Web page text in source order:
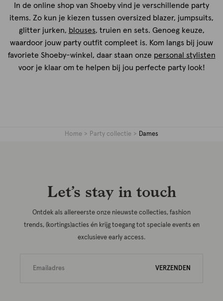
In de online shop van Shoeby vind je verschillende party
items. Zo kun je kiezen tussen oversized blazer, jumpsuits,
glitter jurken, blouses, truien en sets. Genoeg keuze,
waardoor jouw party outfit compleet is. Kom langs bij jouw
favoriete Shoeby-winkel, daar staan onze personal stylisten
voor je klaar om te helpen bij jou perfecte party look!
Home Party collectie Dames
Let’s stay in touch
Ontdek als allereerste onze nieuwste collecties, fashion
trends, (kortings)acties én krijg toegang tot speciale events en
exclusieve early access.
VERZENDEN